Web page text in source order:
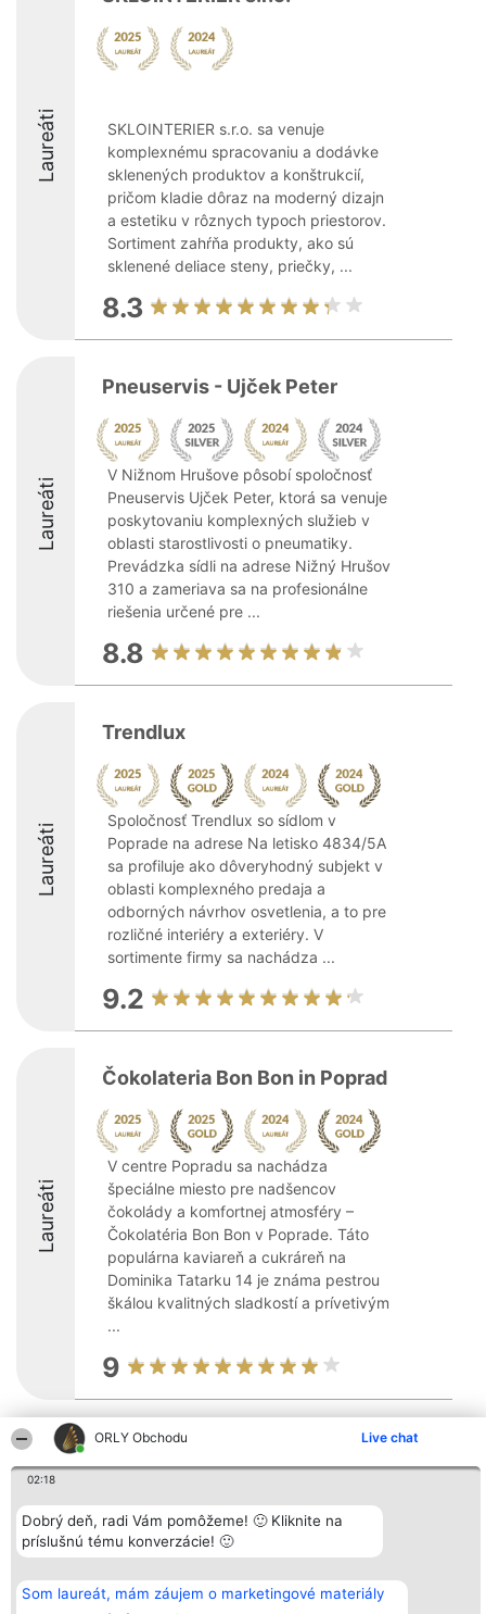
ORLY Obchodu Live chat
02:18
Dobrý deň, radi Vám pomôžeme! 🙂 Kliknite na
príslušnú tému konverzácie! 🙂
Som laureát, mám záujem o marketingové materiály
Laureáti
SKLOINTERIER s.r.o. sa venuje
komplexnému spracovaniu a dodávke
sklenených produktov a konštrukcií,
pričom kladie dôraz na moderný dizajn
a estetiku v rôznych typoch priestorov.
Sortiment zahŕňa produkty, ako sú
sklenené deliace steny, priečky, ...
8.3
Laureáti
Pneuservis - Ujček Peter
V Nižnom Hrušove pôsobí spoločnosť
Pneuservis Ujček Peter, ktorá sa venuje
poskytovaniu komplexných služieb v
oblasti starostlivosti o pneumatiky.
Prevádzka sídli na adrese Nižný Hrušov
310 a zameriava sa na profesionálne
riešenia určené pre ...
8.8
Laureáti
Trendlux
Spoločnosť Trendlux so sídlom v
Poprade na adrese Na letisko 4834/5A
sa profiluje ako dôveryhodný subjekt v
oblasti komplexného predaja a
odborných návrhov osvetlenia, a to pre
rozličné interiéry a exteriéry. V
sortimente firmy sa nachádza ...
9.2
Laureáti
Čokolateria Bon Bon in Poprad
V centre Popradu sa nachádza
špeciálne miesto pre nadšencov
čokolády a komfortnej atmosféry –
Čokolatéria Bon Bon v Poprade. Táto
populárna kaviareň a cukráreň na
Dominika Tatarku 14 je známa pestrou
škálou kvalitných sladkostí a prívetivým
...
9
Organizátor hodnotenia
Bright Side Solutions sp. z o.
o. sp. k.
Wrocław 50-079
KRS 0000749100 | Regon
381313360 | NIP 8943132676
+48 508 492 400
Lista
Laureatów
Podmienky
Obchodné
podmienky
ochrany
Kontakt